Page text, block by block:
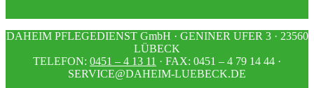
DAHEIM PFLEGEDIENST GmbH · GENINER UFER 3 · 23560
LÜBECK
TELEFON: 0451 – 4 13 11 · FAX: 0451 – 4 79 14 44 ·
SERVICE@DAHEIM-LUEBECK.DE